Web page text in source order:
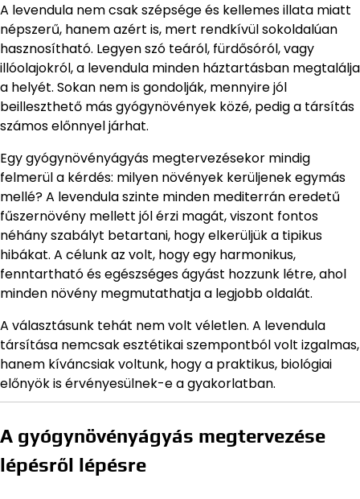
A levendula nem csak szépsége és kellemes illata miatt
népszerű, hanem azért is, mert rendkívül sokoldalúan
hasznosítható. Legyen szó teáról, fürdősóról, vagy
illóolajokról, a levendula minden háztartásban megtalálja
a helyét. Sokan nem is gondolják, mennyire jól
beilleszthető más gyógynövények közé, pedig a társítás
számos előnnyel járhat.
Egy gyógynövényágyás megtervezésekor mindig
felmerül a kérdés: milyen növények kerüljenek egymás
mellé? A levendula szinte minden mediterrán eredetű
fűszernövény mellett jól érzi magát, viszont fontos
néhány szabályt betartani, hogy elkerüljük a tipikus
hibákat. A célunk az volt, hogy egy harmonikus,
fenntartható és egészséges ágyást hozzunk létre, ahol
minden növény megmutathatja a legjobb oldalát.
A választásunk tehát nem volt véletlen. A levendula
társítása nemcsak esztétikai szempontból volt izgalmas,
hanem kíváncsiak voltunk, hogy a praktikus, biológiai
előnyök is érvényesülnek-e a gyakorlatban.
A gyógynövényágyás megtervezése
lépésről lépésre